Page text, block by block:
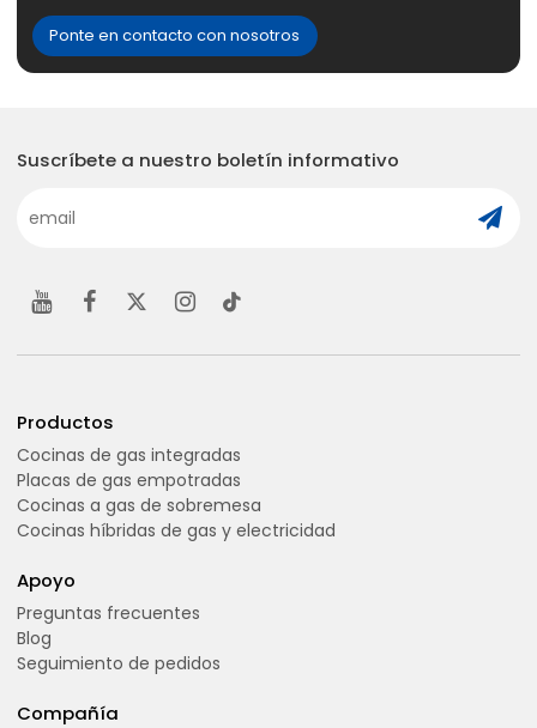
Ponte en contacto con nosotros
Suscríbete a nuestro boletín informativo
Productos
Cocinas de gas integradas
Placas de gas empotradas
Cocinas a gas de sobremesa
Cocinas híbridas de gas y electricidad
Apoyo
Preguntas frecuentes
Blog
Seguimiento de pedidos
Compañía